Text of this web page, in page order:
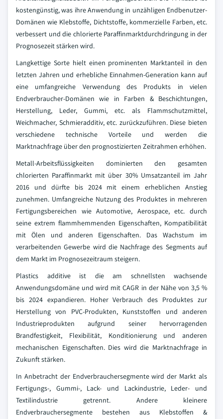
kostengünstig, was ihre Anwendung in unzähligen Endbenutzer-
Domänen wie Klebstoffe, Dichtstoffe, kommerzielle Farben, etc.
verbessert und die chlorierte Paraffinmarktdurchdringung in der
Prognosezeit stärken wird.
Langkettige Sorte hielt einen prominenten Marktanteil in den
letzten Jahren und erhebliche Einnahmen-Generation kann auf
eine umfangreiche Verwendung des Produkts in vielen
Endverbraucher-Domänen wie in Farben & Beschichtungen,
Herstellung, Leder, Gummi, etc. als Flammschutzmittel,
Weichmacher, Schmieradditiv, etc. zurückzuführen. Diese bieten
verschiedene technische Vorteile und werden die
Marktnachfrage über den prognostizierten Zeitrahmen erhöhen.
Metall-Arbeitsflüssigkeiten dominierten den gesamten
chlorierten Paraffinmarkt mit über 30% Umsatzanteil im Jahr
2016 und dürfte bis 2024 mit einem erheblichen Anstieg
zunehmen. Umfangreiche Nutzung des Produktes in mehreren
Fertigungsbereichen wie Automotive, Aerospace, etc. durch
seine extrem flammhemmenden Eigenschaften, Kompatibilität
mit Ölen und anderen Eigenschaften. Das Wachstum im
verarbeitenden Gewerbe wird die Nachfrage des Segments auf
dem Markt im Prognosezeitraum steigern.
Plastics additive ist die am schnellsten wachsende
Anwendungsdomäne und wird mit CAGR in der Nähe von 3,5 %
bis 2024 expandieren. Hoher Verbrauch des Produktes zur
Herstellung von PVC-Produkten, Kunststoffen und anderen
Industrieprodukten aufgrund seiner hervorragenden
Brandfestigkeit, Flexibilität, Konditionierung und anderen
mechanischen Eigenschaften. Dies wird die Marktnachfrage in
Zukunft stärken.
In Anbetracht der Endverbrauchersegmente wird der Markt als
Fertigungs-, Gummi-, Lack- und Lackindustrie, Leder- und
Textilindustrie getrennt. Andere kleinere
Endverbrauchersegmente bestehen aus Klebstoffen &